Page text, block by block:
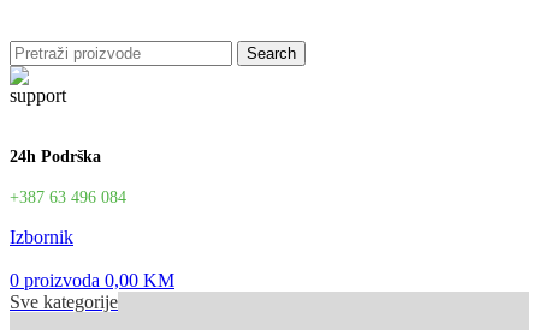
Search
24h Podrška
+387 63 496 084
Izbornik
0 proizvoda 0,00 KM
Sve kategorije